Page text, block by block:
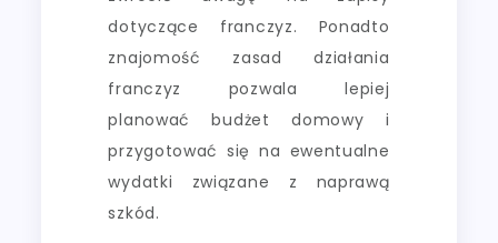
dotyczące franczyz. Ponadto
znajomość zasad działania
franczyz pozwala lepiej
planować budżet domowy i
przygotować się na ewentualne
wydatki związane z naprawą
szkód.